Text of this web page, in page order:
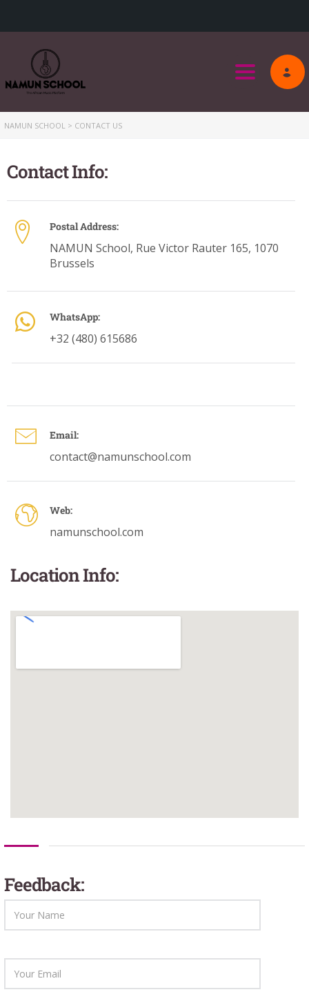
Toggle
NAMUN SCHOOL > CONTACT US
Contact Info:
Postal Address:
NAMUN School, Rue Victor Rauter 165, 1070
Brussels
WhatsApp:
+32 (480) 615686
Email:
contact@namunschool.com
Web:
namunschool.com
Location Info:
Feedback: